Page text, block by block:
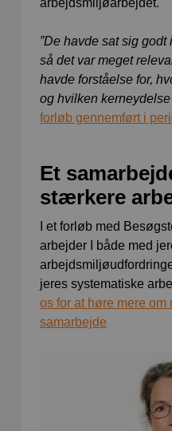
arbejdsmiljøarbejdet.
”De havde sat sig
så det var meget
havde forståelse for,
og hvilken kerneydelse
forløb gennemført i
Et
stærkere
I et forløb med
arbejder I både med
jeres systematiske
os for at høre mere om
samarbejde